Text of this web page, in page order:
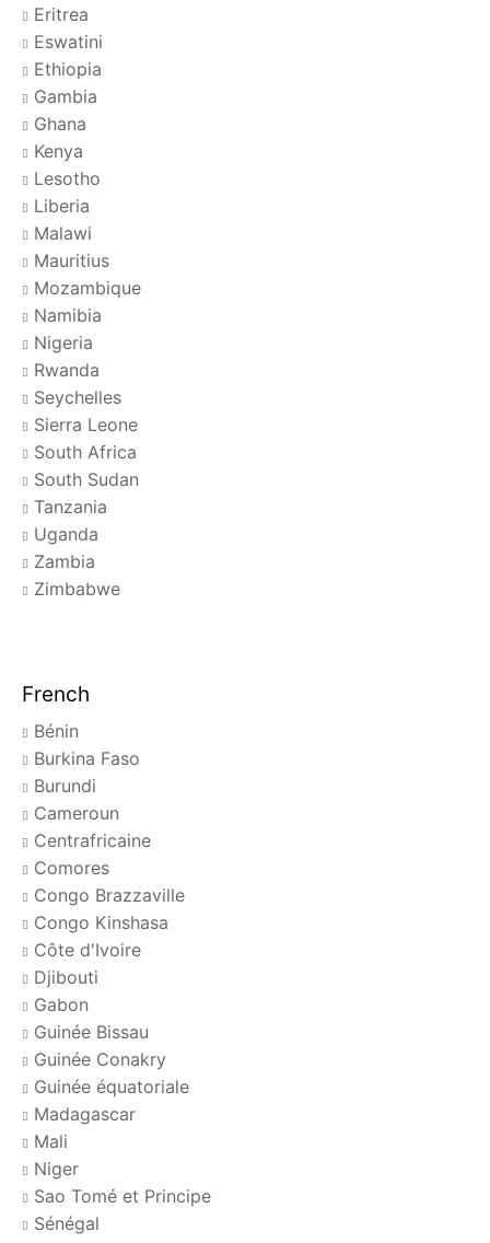
Eritrea
Eswatini
Ethiopia
Gambia
Ghana
Kenya
Lesotho
Liberia
Malawi
Mauritius
Mozambique
Namibia
Nigeria
Rwanda
Seychelles
Sierra Leone
South Africa
South Sudan
Tanzania
Uganda
Zambia
Zimbabwe
French
Bénin
Burkina Faso
Burundi
Cameroun
Centrafricaine
Comores
Congo Brazzaville
Congo Kinshasa
Côte d'Ivoire
Djibouti
Gabon
Guinée Bissau
Guinée Conakry
Guinée équatoriale
Madagascar
Mali
Niger
Sao Tomé et Principe
Sénégal